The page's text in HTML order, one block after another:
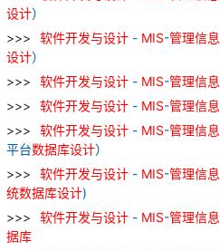
设计）
软件开发与设计 - MIS-管理信息
设计）
软件开发与设计 - MIS-管理信息
软件开发与设计 - MIS-管理信息
软件开发与设计 - MIS-管理信息
平台数据库设计）
软件开发与设计 - MIS-管理信息
统数据库设计)
软件开发与设计 - MIS-管理信息
据库